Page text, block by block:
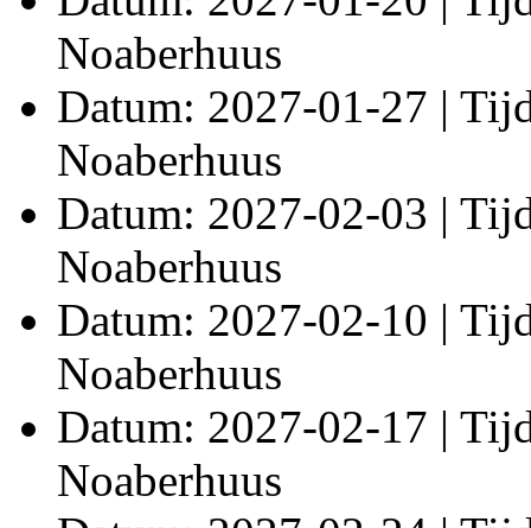
Noaberhuus
Datum: 2027-01-27 |
Noaberhuus
Datum: 2027-02-03 |
Noaberhuus
Datum: 2027-02-10 |
Noaberhuus
Datum: 2027-02-17 |
Noaberhuus